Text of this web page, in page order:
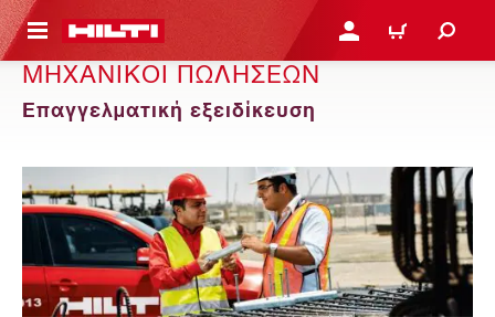
ΕΛΕΓΞΕΙΣ ΤΟ ΠΑΚΕΤΟ ΠΟΥ ΕΧΕΙΣ ΦΤΙΑΞΕΙ ΚΆΝΕ ΣΎΝΔΕΣΗ Ή
ΚΑΛΆΘΙ
ΜΗΧΑΝΙΚΟΊ ΠΩΛΉΣΕΩΝ
Επαγγελματική εξειδίκευση